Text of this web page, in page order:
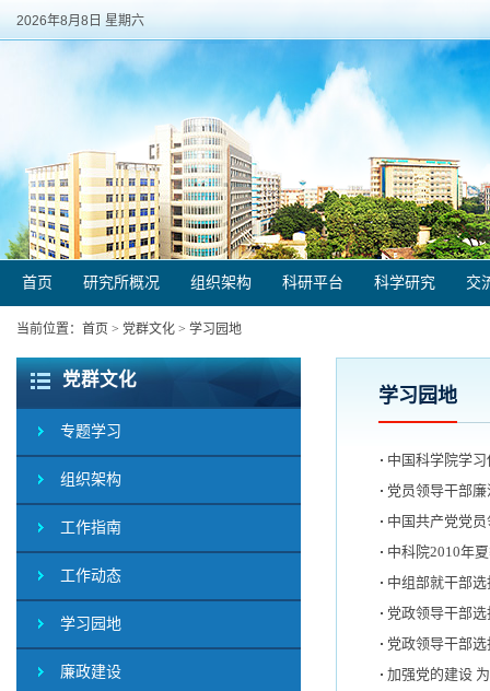
2026年8月8日 星期六
首页 研究所概况 组织架构 科研平台 科学研究 交
当前位置： 首页 > 党群文化 > 学习园地
党群文化
专题学习
组织架构
工作指南
工作动态
学习园地
廉政建设
学习园地
中国科学院学
党员领导干部
中国共产党党
中科院2010年
中组部就干部
党政领导干部
党政领导干部
加强党的建设